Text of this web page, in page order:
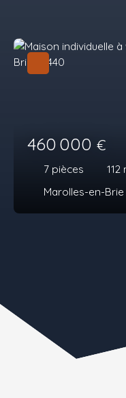
460 000 €
7 pièces 112
Marolles-en-Brie